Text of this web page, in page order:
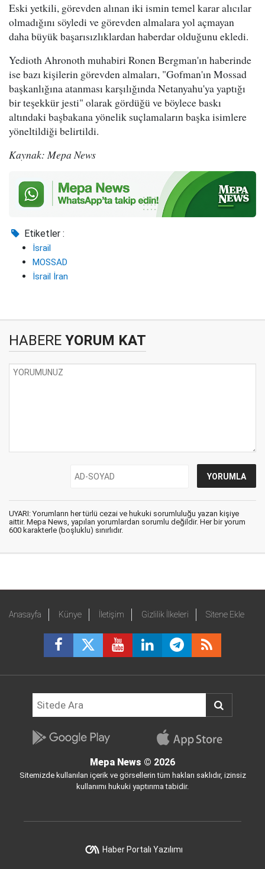
Eski yetkili, görevden alınan iki ismin temel karar alıcılar
olmadığını söyledi ve görevden almalara yol açmayan
daha büyük başarısızlıklardan haberdar olduğunu ekledi.
Yedioth Ahronoth muhabiri Ronen Bergman'ın haberinde
ise bazı kişilerin görevden almaları, "Gofman'ın Mossad
başkanlığına atanması karşılığında Netanyahu'ya yaptığı
bir teşekkür jesti" olarak gördüğü ve böylece baskı
altındaki başbakana yönelik suçlamaların başka isimlere
yöneltildiği belirtildi.
Kaynak: Mepa News
Etiketler :
İsrail
MOSSAD
İsrail İran
HABERE YORUM KAT
UYARI: Yorumların her türlü cezai ve hukuki sorumluluğu yazan kişiye
aittir. Mepa News, yapılan yorumlardan sorumlu değildir. Her bir yorum
600 karakterle (boşluklu) sınırlıdır.
Anasayfa Künye İletişim Gizlilik İlkeleri Sitene Ekle
Mepa News © 2026
Sitemizde kullanılan içerik ve görsellerin tüm hakları saklıdır, izinsiz
kullanımı hukuki yaptırıma tabidir.
Haber Portalı Yazılımı